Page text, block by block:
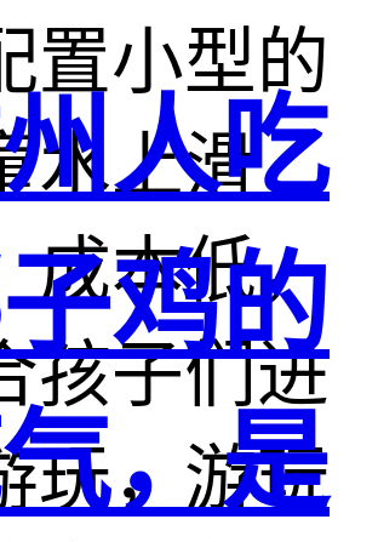
置小型的
水上滑
成本低，
孩子们进
玩，游玩
人吃
鸡的
，是